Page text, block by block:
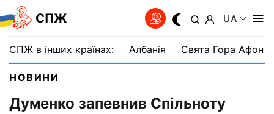
СПЖ UA
СПЖ в інших країнах: Албанія Свята Гора Афон
НОВИНИ
Думенко запевнив Спільноту